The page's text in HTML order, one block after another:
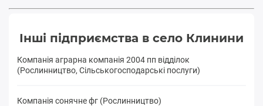
Інші підприємства в село Клинини
Компанія аграрна компанія 2004 пп відділок
(Рослинництво, Сільськогосподарські послуги)
Компанія сонячне фг (Рослинництво)